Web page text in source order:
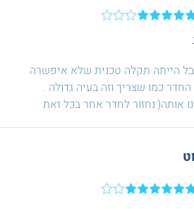
הייתה תקלה טכנית שלא איפשרה
כמו שצריך וזה בעיה גדולה .
אותה(:נחזור לחדר אחר בכל זאת